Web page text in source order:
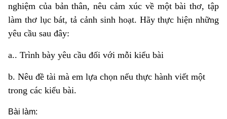
nghiệm của bản thân, nêu cảm xúc về một bài thơ, tập
làm thơ lục bát, tả cảnh sinh hoạt. Hãy thực hiện những
yêu cầu sau đây:
a.. Trình bày yêu cầu đối với mỗi kiểu bài
b. Nêu đề tài mà em lựa chọn nếu thực hành viết một
trong các kiểu bài.
Bài làm: